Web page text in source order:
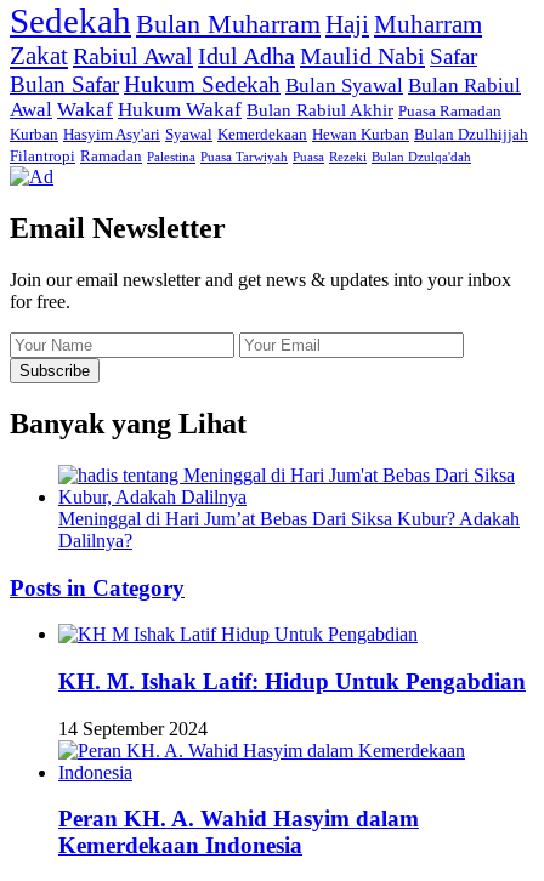
Sedekah Bulan MuharramHajiMuharram
ZakatRabiul Awal Idul Adha Maulid Nabi Safar
Bulan SafarHukum Sedekah Bulan Syawal Bulan Rabiul
Awal Wakaf Hukum Wakaf Bulan Rabiul Akhir Puasa Ramadan
Kurban Hasyim Asy'ari Syawal Kemerdekaan Hewan Kurban Bulan Dzulhijjah
Filantropi Ramadan Palestina Puasa Tarwiyah Puasa Rezeki Bulan Dzulqa'dah
Email Newsletter
Join our email newsletter and get news & updates into your inbox
for free.
Banyak yang Lihat
Meninggal di Hari Jum’at Bebas Dari Siksa Kubur? Adakah
Dalilnya?
Posts in Category
KH. M. Ishak Latif: Hidup Untuk Pengabdian
14 September 2024
Peran KH. A. Wahid Hasyim dalam
Kemerdekaan Indonesia